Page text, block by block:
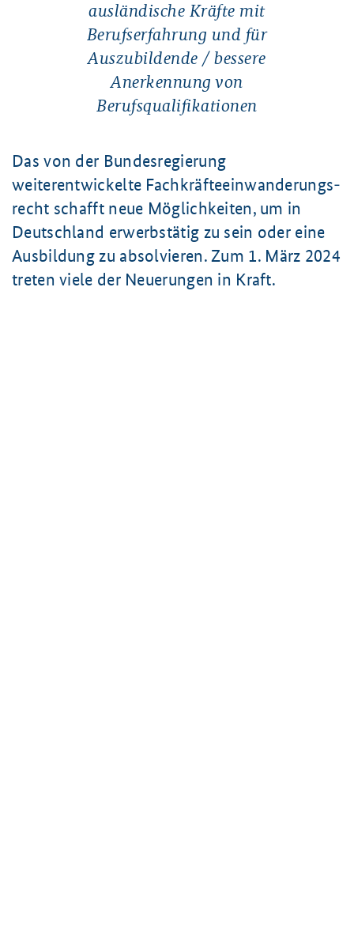
ausländische Kräfte mit
Berufserfahrung und für
Auszubildende / bessere
Anerkennung von
Berufsqualifikationen
Das von der Bundesregierung
weiterentwickelte Fachkräfte­einwanderungs­
recht schafft neue Möglichkeiten, um in
Deutschland erwerbstätig zu sein oder eine
Ausbildung zu absolvieren. Zum 1. März 2024
treten viele der Neuerungen in Kraft.